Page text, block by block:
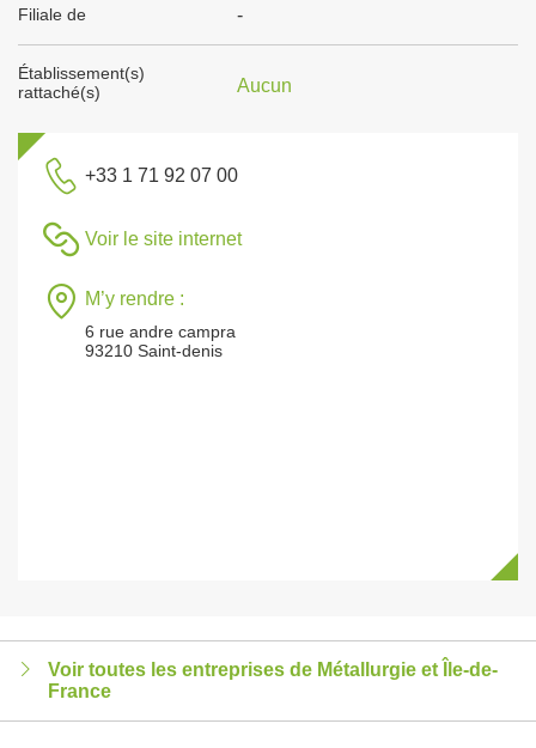
Filiale de -
Établissement(s)
rattaché(s)
Aucun
+33 1 71 92 07 00
Voir le site internet
M’y rendre :
6 rue andre campra
93210 Saint-denis
Voir toutes les entreprises de Métallurgie et Île-de-
France